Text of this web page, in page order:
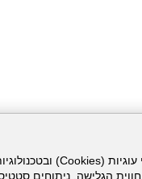
הגלישה, ניתוחים